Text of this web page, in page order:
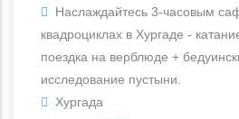
Наслаждайтесь 3-часовым
квадроциклах в Хургаде -
поездка на верблюде +
исследование пустыни.
Хургада